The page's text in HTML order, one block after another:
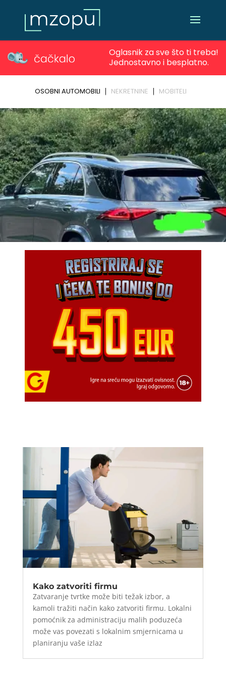
Kako zatvoriti firmu
Zatvaranje tvrtke može biti težak izbor, a
kamoli tražiti način kako zatvoriti firmu. Lokalni
pomoćnik za administraciju malih poduzeća
može vas povezati s lokalnim smjernicama u
planiranju vaše izlaz